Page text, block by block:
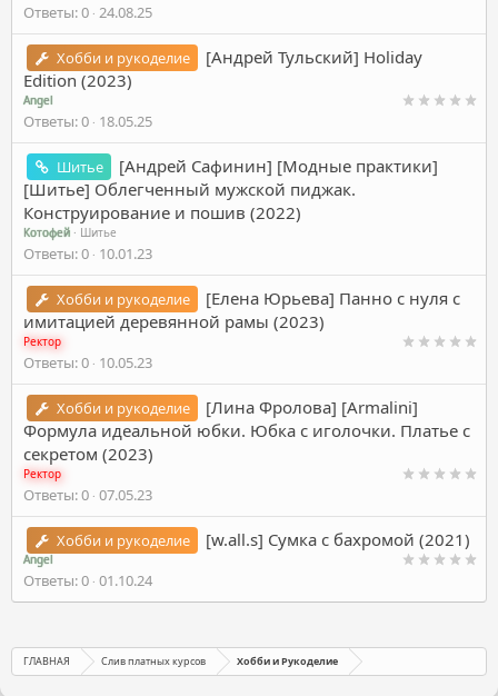
Ответы 0 24.08.25
Хобби и рукоделие
[Андрей Тульский] Holiday
Edition (2023)
Angel
Ответы 0 18.05.25
Шитье
[Андрей Сафинин] [Модные практики]
[Шитье] Облегченный мужской пиджак.
Конструирование и пошив (2022)
Котофей Шитье
Ответы 0 10.01.23
Хобби и рукоделие
[Елена Юрьева] Панно с нуля с
имитацией деревянной рамы (2023)
Ректор
Ответы 0 10.05.23
Хобби и рукоделие
[Лина Фролова] [Armalini]
Формула идеальной юбки. Юбка с иголочки. Платье с
секретом (2023)
Ректор
Ответы 0 07.05.23
Хобби и рукоделие [w.all.s] Сумка с бахромой (2021)
Angel
Ответы 0 01.10.24
ГЛАВНАЯ Слив платных курсов Хобби и Рукоделие